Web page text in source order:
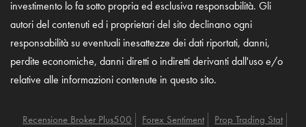
investimento lo fa sotto propria ed esclusiva responsabilità. Gli
autori del contenuti ed i proprietari del sito declinano ogni
responsabilità su eventuali inesattezze dei dati riportati, danni,
perdite economiche, danni diretti o indiretti derivanti dall'uso e/o
relative alle informazioni contenute in questo sito.
Recensione Broker Plus500 Forex Sentiment
Prop Trading Stat